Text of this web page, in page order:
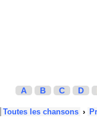
A B C D
Toutes les chansons ›